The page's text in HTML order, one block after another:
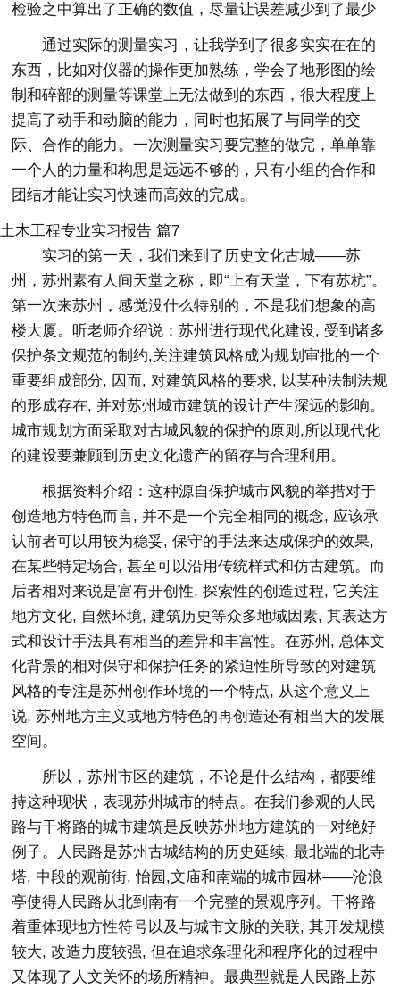
检验之中算出了正确的数值，尽量让误差减少到了最少
通过实际的测量实习，让我学到了很多实实在在的
东西，比如对仪器的操作更加熟练，学会了地形图的绘
制和碎部的测量等课堂上无法做到的东西，很大程度上
提高了动手和动脑的能力，同时也拓展了与同学的交
际、合作的能力。一次测量实习要完整的做完，单单靠
一个人的力量和构思是远远不够的，只有小组的合作和
团结才能让实习快速而高效的完成。
土木工程专业实习报告 篇7
实习的第一天，我们来到了历史文化古城——苏
州，苏州素有人间天堂之称，即“上有天堂，下有苏杭”。
第一次来苏州，感觉没什么特别的，不是我们想象的高
楼大厦。听老师介绍说：苏州进行现代化建设, 受到诸多
保护条文规范的制约,关注建筑风格成为规划审批的一个
重要组成部分, 因而, 对建筑风格的要求, 以某种法制法规
的形成存在, 并对苏州城市建筑的设计产生深远的影响。
城市规划方面采取对古城风貌的保护的原则,所以现代化
的建设要兼顾到历史文化遗产的留存与合理利用。
根据资料介绍：这种源自保护城市风貌的举措对于
创造地方特色而言, 并不是一个完全相同的概念, 应该承
认前者可以用较为稳妥, 保守的手法来达成保护的效果,
在某些特定场合, 甚至可以沿用传统样式和仿古建筑。而
后者相对来说是富有开创性, 探索性的创造过程, 它关注
地方文化, 自然环境, 建筑历史等众多地域因素, 其表达方
式和设计手法具有相当的差异和丰富性。在苏州, 总体文
化背景的相对保守和保护任务的紧迫性所导致的对建筑
风格的专注是苏州创作环境的一个特点, 从这个意义上
说, 苏州地方主义或地方特色的再创造还有相当大的发展
空间。
所以，苏州市区的建筑，不论是什么结构，都要维
持这种现状，表现苏州城市的特点。在我们参观的人民
路与干将路的城市建筑是反映苏州地方建筑的一对绝好
例子。人民路是苏州古城结构的历史延续, 最北端的北寺
塔, 中段的观前街, 怡园,文庙和南端的城市园林——沧浪
亭使得人民路从北到南有一个完整的景观序列。干将路
着重体现地方性符号以及与城市文脉的关联, 其开发规模
较大, 改造力度较强, 但在追求条理化和程序化的过程中
又体现了人文关怀的场所精神。最典型就是人民路上苏